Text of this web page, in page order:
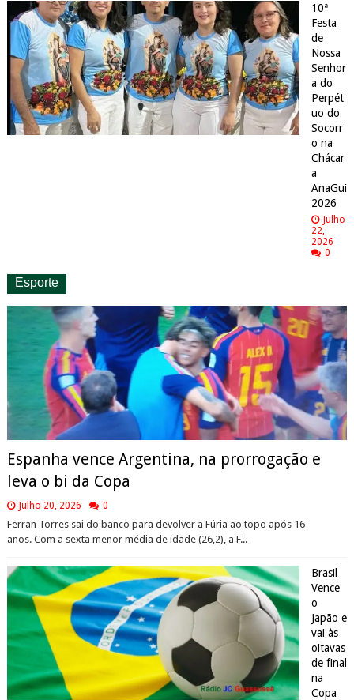
10ª
Festa
de
Nossa
Senhor
a do
Perpét
uo do
Socorr
o na
Chácar
a
AnaGui
2026
Julho
22,
2026
0
Esporte
Espanha vence Argentina, na prorrogação e
leva o bi da Copa
Julho 20, 2026 0
Ferran Torres sai do banco para devolver a Fúria ao topo após 16
anos. Com a sexta menor média de idade (26,2), a F...
Brasil
Vence
o
Japão e
vai às
oitavas
de final
na
Copa